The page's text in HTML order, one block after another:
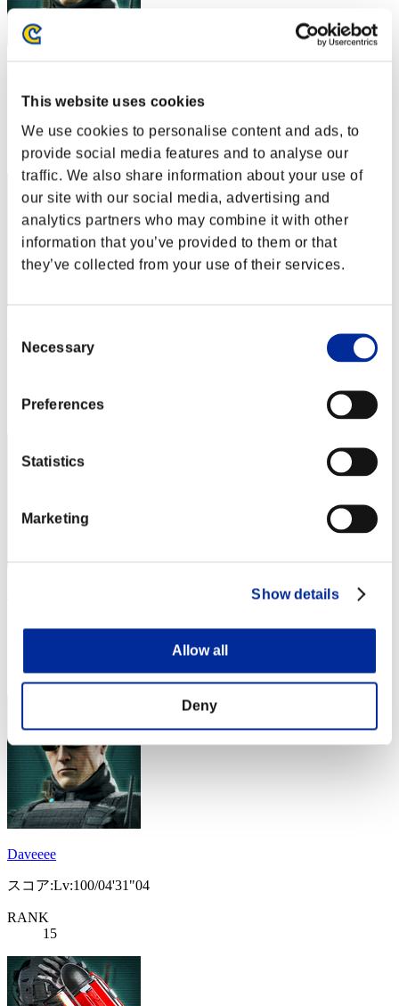
This website uses cookies
We use cookies to personalise content and ads, to
provide social media features and to analyse our
traffic. We also share information about your use of
our site with our social media, advertising and
analytics partners who may combine it with other
information that you’ve provided to them or that
they’ve collected from your use of their services.
Selection
Necessary
Preferences
Statistics
Marketing
Show details
Allow all
Deny
スコア:Lv:99/05'09"06
RANK
12
RANK
13
14
Daveeee
スコア:Lv:100/04'31"04
RANK
15